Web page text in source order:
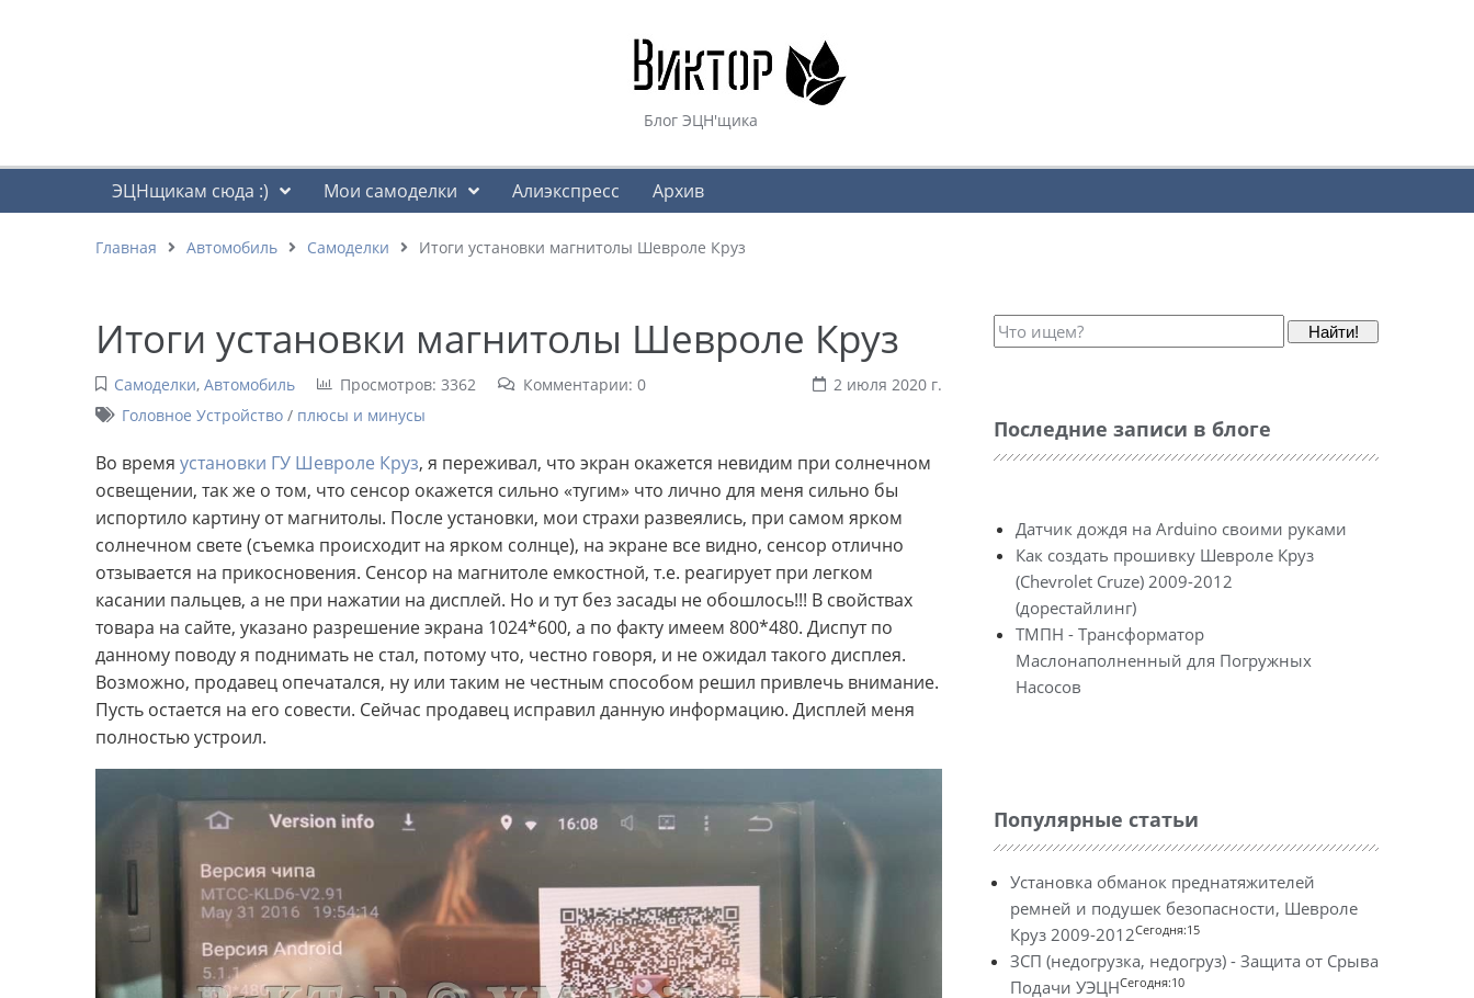
Блог ЭЦН'щика
ЭЦНщикам сюда :) Мои самоделки Алиэкспресс Архив
Главная Автомобиль Самоделки Итоги установки магнитолы Шевроле Круз
Итоги установки магнитолы Шевроле Круз
Самоделки, Автомобиль Просмотров: 3362 Комментарии: 0
2 июля 2020 г.
Головное Устройство/ плюсы и минусы
Во время установки ГУ Шевроле Круз, я переживал, что экран окажется невидим при солнечном
освещении, так же о том, что сенсор окажется сильно «тугим» что лично для меня сильно бы
испортило картину от магнитолы. После установки, мои страхи развеялись, при самом ярком
солнечном свете (съемка происходит на ярком солнце), на экране все видно, сенсор отлично
отзывается на прикосновения. Сенсор на магнитоле емкостной, т.е. реагирует при легком
касании пальцев, а не при нажатии на дисплей. Но и тут без засады не обошлось!!! В свойствах
товара на сайте, указано разрешение экрана 1024*600, а по факту имеем 800*480. Диспут по
данному поводу я поднимать не стал, потому что, честно говоря, и не ожидал такого дисплея.
Возможно, продавец опечатался, ну или таким не честным способом решил привлечь внимание.
Пусть остается на его совести. Сейчас продавец исправил данную информацию. Дисплей меня
полностью устроил.
Найти!
Последние записи в блоге
Датчик дождя на Arduino своими руками
Как создать прошивку Шевроле Круз
(Chevrolet Cruze) 2009-2012
(дорестайлинг)
ТМПН - Трансформатор
Маслонаполненный для Погружных
Насосов
Популярные статьи
Установка обманок преднатяжителей
ремней и подушек безопасности, Шевроле
Круз 2009-2012Сегодня:15
ЗСП (недогрузка, недогруз) - Защита от Срыва
Подачи УЭЦНСегодня:10